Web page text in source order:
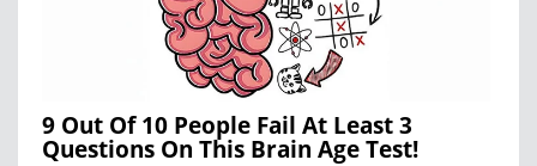
9 Out Of 10 People Fail At Least 3
Questions On This Brain Age Test!